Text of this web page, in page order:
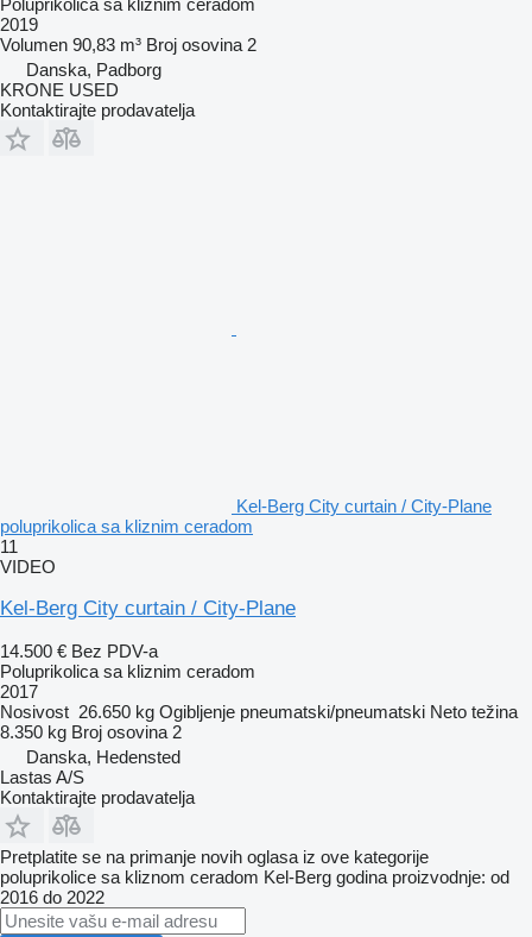
Poluprikolica sa kliznim ceradom
2019
Volumen 90,83 m³ Broj osovina 2
Danska, Padborg
KRONE USED
Kontaktirajte prodavatelja
Kel-Berg City curtain / City-Plane
poluprikolica sa kliznim ceradom
11
VIDEO
Kel-Berg City curtain / City-Plane
14.500 € Bez PDV-a
Poluprikolica sa kliznim ceradom
2017
Nosivost 26.650 kg Ogibljenje pneumatski/pneumatski Neto težina
8.350 kg Broj osovina 2
Danska, Hedensted
Lastas A/S
Kontaktirajte prodavatelja
Pretplatite se na primanje novih oglasa iz ove kategorije
poluprikolice sa kliznom ceradom Kel-Berg godina proizvodnje: od
2016 do 2022